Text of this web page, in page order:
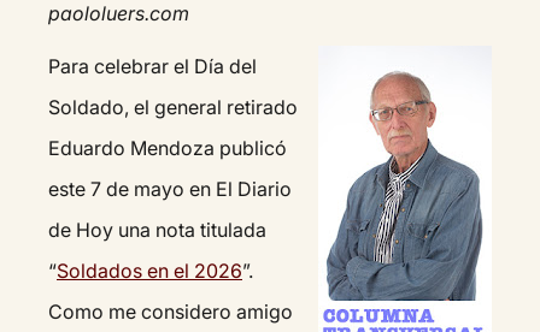
paololuers.com
Para celebrar el Día del
Soldado, el general retirado
Eduardo Mendoza publicó
este 7 de mayo en El Diario
de Hoy una nota titulada
“Soldados en el 2026”.
Como me considero amigo